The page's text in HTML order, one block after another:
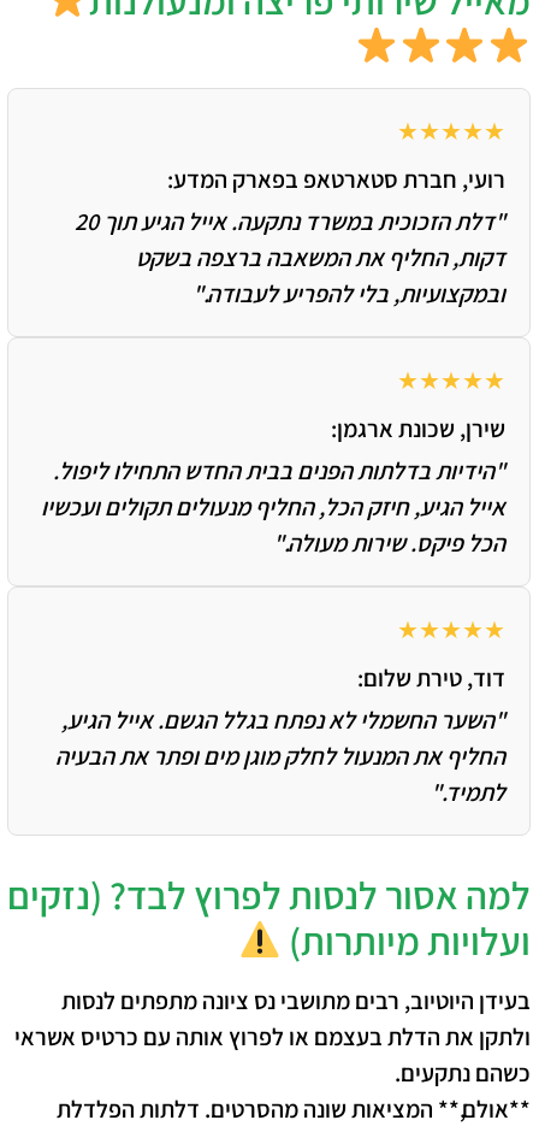
★★★★★
רועי, חברת סטארטאפ בפארק המדע:
"דלת הזכוכית במשרד נתקעה. אייל הגיע תוך 20
דקות, החליף את המשאבה ברצפה בשקט
ובמקצועיות, בלי להפריע לעבודה."
★★★★★
שירן, שכונת ארגמן:
"הידיות בדלתות הפנים בבית החדש התחילו ליפול.
אייל הגיע, חיזק הכל, החליף מנעולים תקולים ועכשיו
הכל פיקס. שירות מעולה."
★★★★★
דוד, טירת שלום:
"השער החשמלי לא נפתח בגלל הגשם. אייל הגיע,
החליף את המנעול לחלק מוגן מים ופתר את הבעיה
לתמיד."
למה אסור לנסות לפרוץ לבד? (נזקים
ועלויות מיותרות)
בעידן היוטיוב, רבים מתושבי נס ציונה מתפתים לנסות
ולתקן את הדלת בעצמם או לפרוץ אותה עם כרטיס אשראי
כשהם נתקעים.
**אולם,** המציאות שונה מהסרטים. דלתות הפלדלת